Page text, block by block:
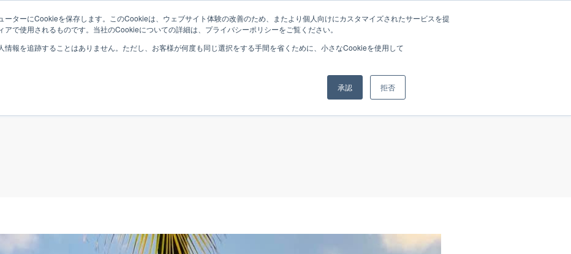
ーターにCookieを保存します。このCookieは、ウェブサイト体験の改善のため、またより個人向けにカスタマイズされたサービスを提
で使用されるものです。当社のCookieについての詳細は、プライバシーポリシーをご覧ください。
情報を追跡することはありません。ただし、お客様が何度も同じ選択をする手間を省くために、小さなCookieを使用して
承認 拒否
Top Philosophy Brands